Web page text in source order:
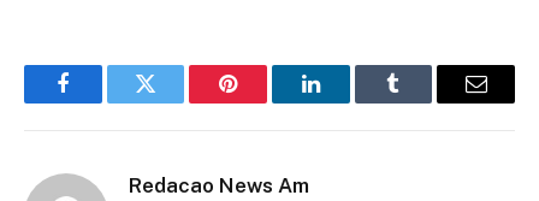
FacebookTwitter Pinterest LinkedInTumblr Email
Redacao News Am